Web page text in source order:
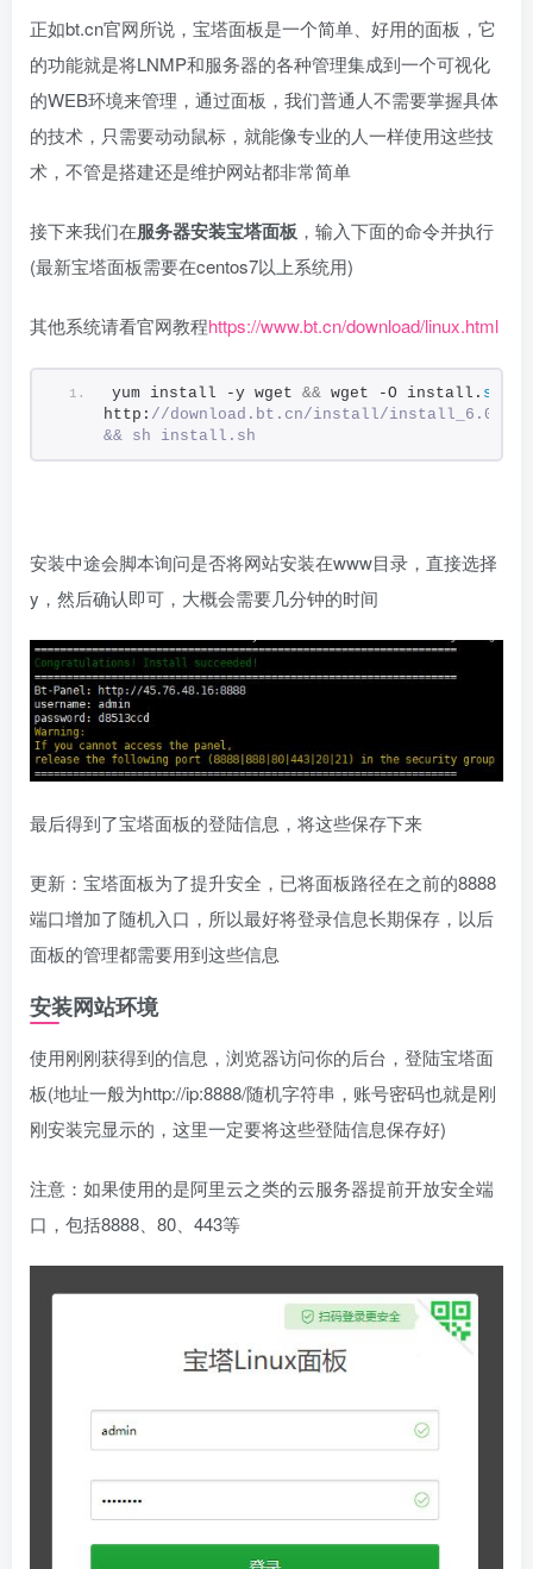
正如bt.cn官网所说，宝塔面板是一个简单、好用的面板，它
的功能就是将LNMP和服务器的各种管理集成到一个可视化
的WEB环境来管理，通过面板，我们普通人不需要掌握具体
的技术，只需要动动鼠标，就能像专业的人一样使用这些技
术，不管是搭建还是维护网站都非常简单
接下来我们在服务器安装宝塔面板 ，输入下面的命令并执行
(最新宝塔面板需要在centos7以上系统用)
其他系统请看官网教程https://www.bt.cn/download/linux.html
yum install -y wget && wget -O install. sh
http: //download.bt.cn/install/install_6.0.sh
&& sh install.sh
安装中途会脚本询问是否将网站安装在www目录，直接选择
y，然后确认即可，大概会需要几分钟的时间
最后得到了宝塔面板的登陆信息，将这些保存下来
更新：宝塔面板为了提升安全，已将面板路径在之前的8888
端口增加了随机入口，所以最好将登录信息长期保存，以后
面板的管理都需要用到这些信息
安装网站环境
使用刚刚获得到的信息，浏览器访问你的后台，登陆宝塔面
板(地址一般为http://ip:8888/随机字符串，账号密码也就是刚
刚安装完显示的，这里一定要将这些登陆信息保存好)
注意：如果使用的是阿里云之类的云服务器提前开放安全端
口，包括8888、80、443等